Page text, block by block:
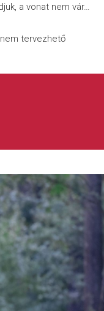
a vonat nem vár…
tervezhető